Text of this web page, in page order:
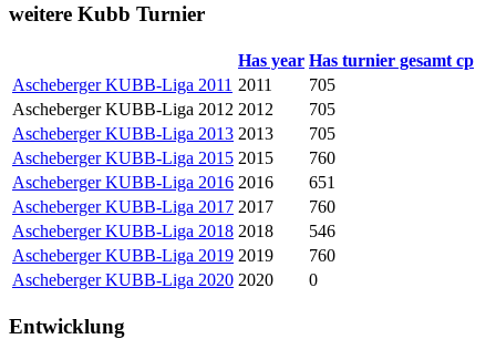
weitere Kubb Turnier
Has year Has turnier gesamt cp
Ascheberger KUBB-Liga 2011 2011
705
Ascheberger KUBB-Liga 2012 2012
705
Ascheberger KUBB-Liga 2013 2013
705
Ascheberger KUBB-Liga 2015 2015
760
Ascheberger KUBB-Liga 2016 2016
651
Ascheberger KUBB-Liga 2017 2017
760
Ascheberger KUBB-Liga 2018 2018
546
Ascheberger KUBB-Liga 2019 2019
760
Ascheberger KUBB-Liga 2020 2020 0
Entwicklung